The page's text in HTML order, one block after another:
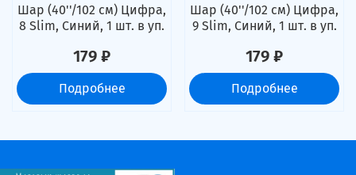
Шар (40''/102 см) Цифра,
8 Slim, Синий, 1 шт. в уп.
179 ₽
Подробнее
Шар (40''/102 см) Цифра,
9 Slim, Синий, 1 шт. в уп.
179 ₽
Подробнее